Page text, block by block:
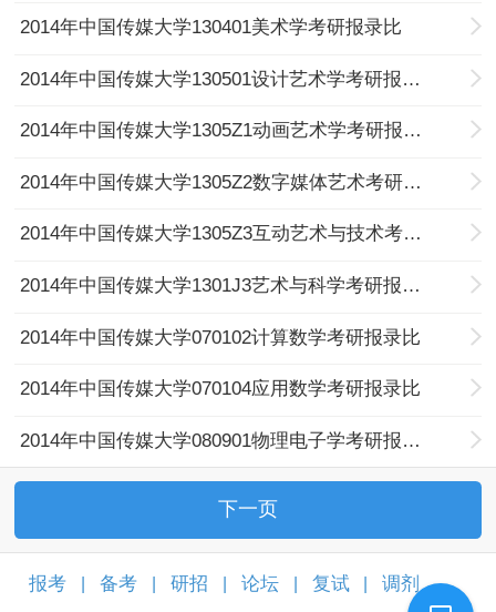
2014年中国传媒大学130401美术学考研报录比
2014年中国传媒大学130501设计艺术学考研报录比
2014年中国传媒大学1305Z1动画艺术学考研报录比
2014年中国传媒大学1305Z2数字媒体艺术考研报录比
2014年中国传媒大学1305Z3互动艺术与技术考研报录比
2014年中国传媒大学1301J3艺术与科学考研报录比
2014年中国传媒大学070102计算数学考研报录比
2014年中国传媒大学070104应用数学考研报录比
2014年中国传媒大学080901物理电子学考研报录比
下一页
报考 备考 研招 论坛 复试 调剂